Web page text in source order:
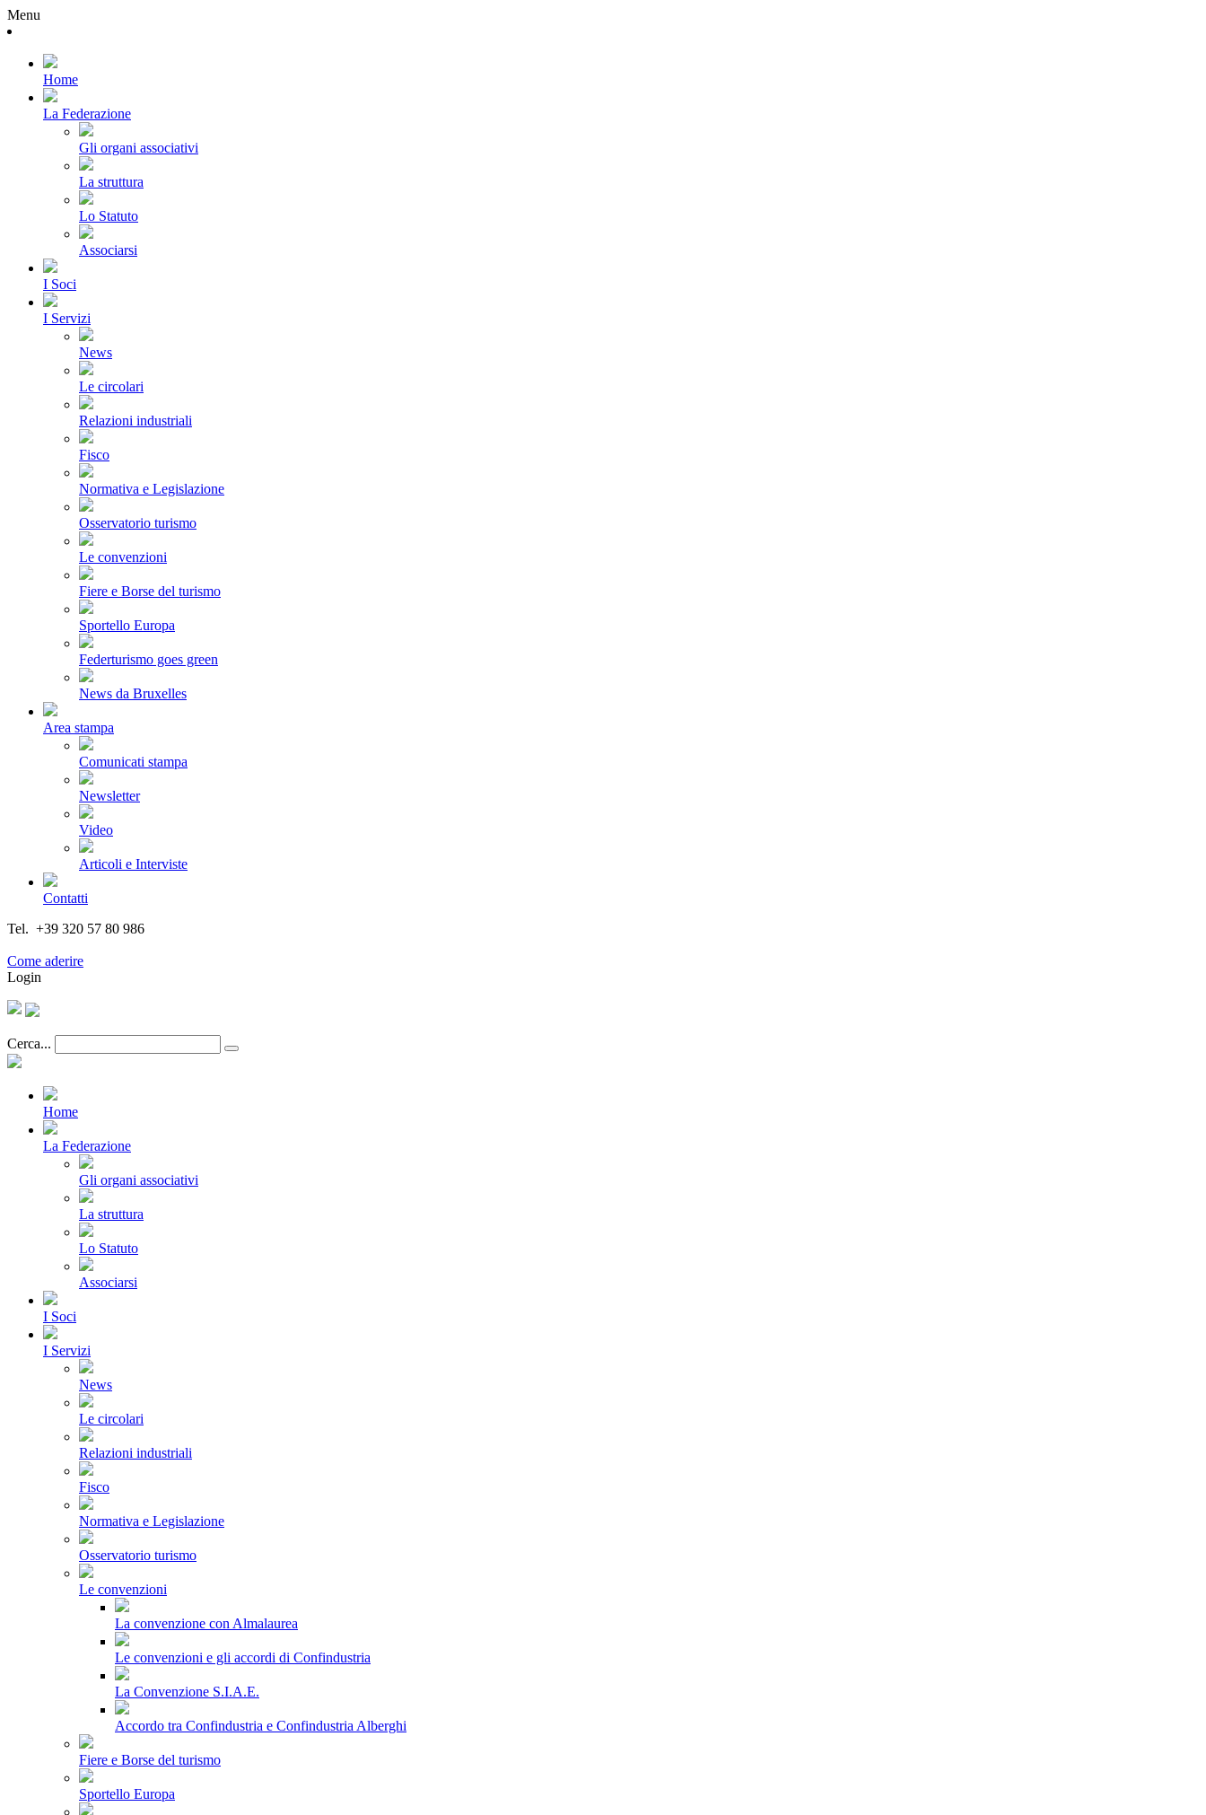
Menu
Home
La Federazione
Gli organi associativi
La struttura
Lo Statuto
Associarsi
I Soci
I Servizi
News
Le circolari
Relazioni industriali
Fisco
Normativa e Legislazione
Osservatorio turismo
Le convenzioni
Fiere e Borse del turismo
Sportello Europa
Federturismo goes green
News da Bruxelles
Area stampa
Comunicati stampa
Newsletter
Video
Articoli e Interviste
Contatti
Tel. +39 320 57 80 986
Come aderire
Login
Cerca...
Home
La Federazione
Gli organi associativi
La struttura
Lo Statuto
Associarsi
I Soci
I Servizi
News
Le circolari
Relazioni industriali
Fisco
Normativa e Legislazione
Osservatorio turismo
Le convenzioni
La convenzione con Almalaurea
Le convenzioni e gli accordi di Confindustria
La Convenzione S.I.A.E.
Accordo tra Confindustria e Confindustria Alberghi
Fiere e Borse del turismo
Sportello Europa